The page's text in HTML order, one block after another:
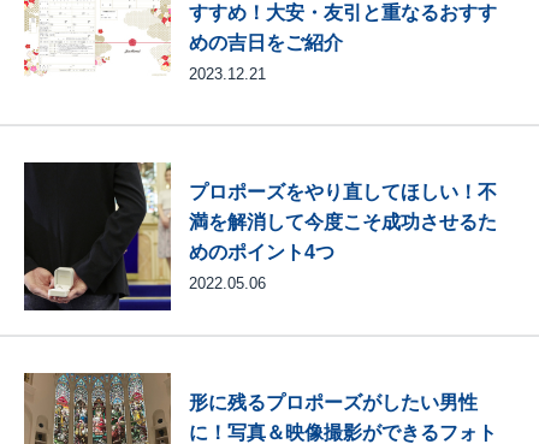
すすめ！大安・友引と重なるおすす
めの吉日をご紹介
2023.12.21
プロポーズをやり直してほしい！不
満を解消して今度こそ成功させるた
めのポイント4つ
2022.05.06
形に残るプロポーズがしたい男性
に！写真＆映像撮影ができるフォト